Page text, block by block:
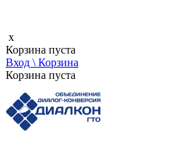
x
Корзина пуста
Вход \ Корзина
Корзина пуста